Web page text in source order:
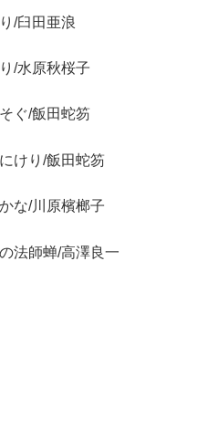
/臼田亜浪
/水原秋桜子
ぐ/飯田蛇笏
けり/飯田蛇笏
な/川原檳榔子
法師蝉/高澤良一